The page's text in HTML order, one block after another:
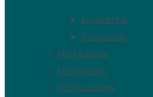
Scopri Di Più
Campus Life
ITS | Aziende
ITS | Docenti
ITS | Istituzioni